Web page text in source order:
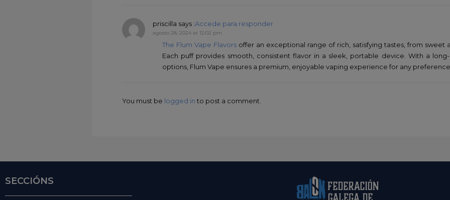
priscilla says :Accede para responder
agosto 28, 2024 at 12:02 pm
The Flum Vape Flavors offer an exceptional range of rich, satisfying tastes, from sweet
Each puff provides smooth, consistent flavor in a sleek, portable device. With a
options, Flum Vape ensures a premium, enjoyable vaping experience for any
You must be logged in to post a comment.
SECCIÓNS